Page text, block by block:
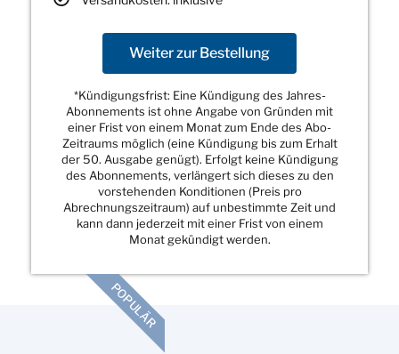
Weiter zur Bestellung
*Kündigungsfrist: Eine Kündigung des Jahres-
Abonnements ist ohne Angabe von Gründen mit
einer Frist von einem Monat zum Ende des Abo-
Zeitraums möglich (eine Kündigung bis zum Erhalt
der 50. Ausgabe genügt). Erfolgt keine Kündigung
des Abonnements, verlängert sich dieses zu den
vorstehenden Konditionen (Preis pro
Abrechnungszeitraum) auf unbestimmte Zeit und
kann dann jederzeit mit einer Frist von einem
Monat gekündigt werden.
POPULÄR